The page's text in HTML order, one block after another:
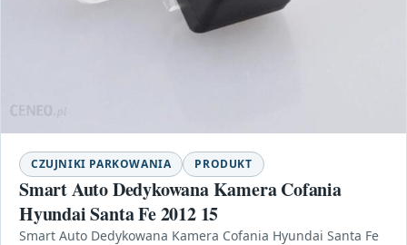
CZUJNIKI PARKOWANIA PRODUKT
Smart Auto Dedykowana Kamera Cofania
Hyundai Santa Fe 2012 15
Smart Auto Dedykowana Kamera Cofania Hyundai Santa Fe